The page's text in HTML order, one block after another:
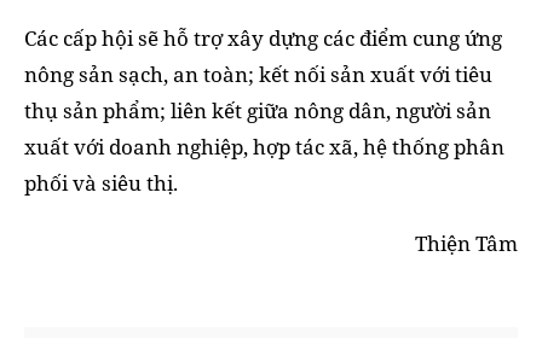
Các cấp hội sẽ hỗ trợ xây dựng các điểm cung ứng
nông sản sạch, an toàn; kết nối sản xuất với tiêu
thụ sản phẩm; liên kết giữa nông dân, người sản
xuất với doanh nghiệp, hợp tác xã, hệ thống phân
phối và siêu thị.
Thiện Tâm